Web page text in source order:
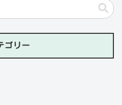
ゴリー